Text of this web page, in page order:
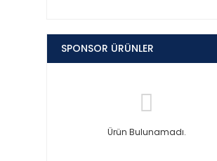
SPONSOR ÜRÜNLER
Ürün Bulunamadı.